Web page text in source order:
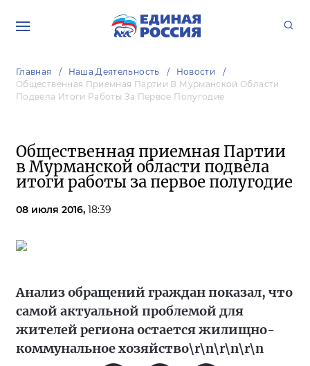
Главная Наша Деятельность
Новости
Общественная Приемная Партии В Мурманской Области
Подвела Итоги Работы За Первое Полугодие
Общественная приемная Партии
в Мурманской области подвела
итоги работы за первое полугодие
08 июля 2016, 18:39
Анализ обращений граждан показал, что
самой актуальной проблемой для
жителей региона остается жилищно-
коммунальное хозяйство\r\n\r\n\r\n